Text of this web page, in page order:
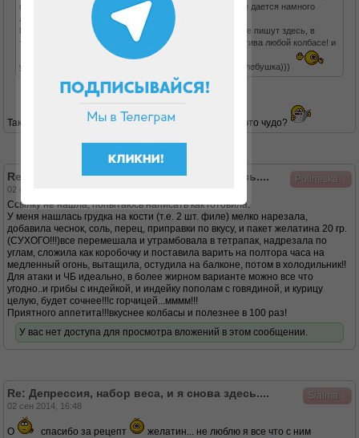
голове очень много идей рецептов, поэтому сейчас все дается намного
легче!
Вчера готовила куриный рулет в желе, о котором многие пишут здесь, в
тетра-пакете...Очень клевая вещь!!Отличная альтернатива любой колбасе! и
удобно, всегда что то можно положить на кусочек дю-хлебушка)))
Так-так-так что за вкуснота? Ссылку можно на это чудо?
Polineska
Re: Депрессия, набор веса, и я снова здесь....
02 сен 2014, 15:13
Ссылку не нашла, попытаюсь написать как готовила.
У меня нашлась грудка на кости (т.е. 2 шт. филе) мелко нарезала,
добавила чеснок, соль, перец, приправки по вкусу, и пакет желатина 20 гр.
(СУХОГО!!!)все перемешала и утрамбовала в тетрапак, надрезала по
углам, сложила как коробочку и поставила варить на полтора часа на
медленный огонь, вытащила, остудила на балконе, потом в холодильник!!
Для атаки и ЧБ идеально, в более жирном варианте можно все что
угодно..и грибы с индейкой, и индейку пополам с говядиной, и курицу
целую, будет сочнее!!!с горчицей...мммм!!!
Приятного аппетита!!!вкуснее колбасы и полезнее в 100 раз!
У вас нет доступа для просмотра вложений в этом сообщении.
Sialma
Re: Депрессия, набор веса, и я снова здесь....
02 сен 2014, 16:48
О спасибо за рецепт
желатин... не люблю я все что с ним